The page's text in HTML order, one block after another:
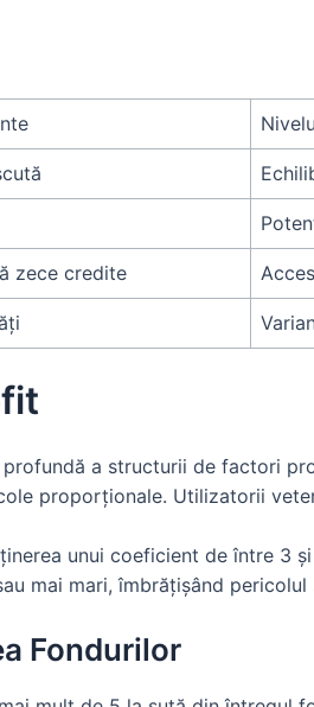
zece credite
a structurii de factori
proporționale. Utilizatorii
unui coeficient de între 3
mai mari, îmbrățișând
Fondurilor